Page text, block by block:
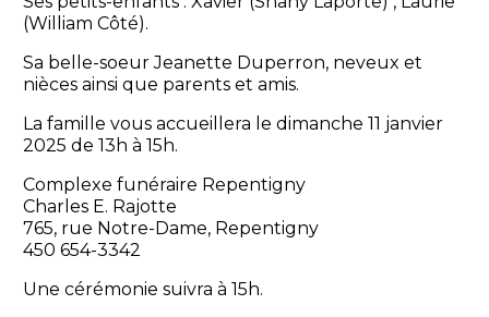
(William Côté).
Sa belle-soeur Jeanette Duperron, neveux et
nièces ainsi que parents et amis.
La famille vous accueillera le dimanche 11 janvier
2025 de 13h à 15h.
Complexe funéraire Repentigny
Charles E. Rajotte
765, rue Notre-Dame, Repentigny
450 654-3342
Une cérémonie suivra à 15h.